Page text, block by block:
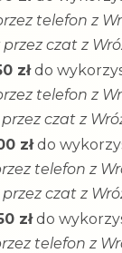
telefon z
czat z
złdo
telefon z
czat z
złdo
telefon z
czat z
złdo
telefon z